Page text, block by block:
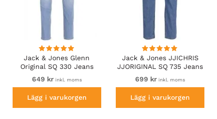
Jack & Jones Glenn
Original SQ 330 Jeans
Blue Denim
649 krinkl. moms
Lägg i varukorgen
Jack & Jones JJICHRIS
JJORIGINAL SQ 735 Jeans
Blue Denim
699 kr inkl. moms
Lägg i varukorgen